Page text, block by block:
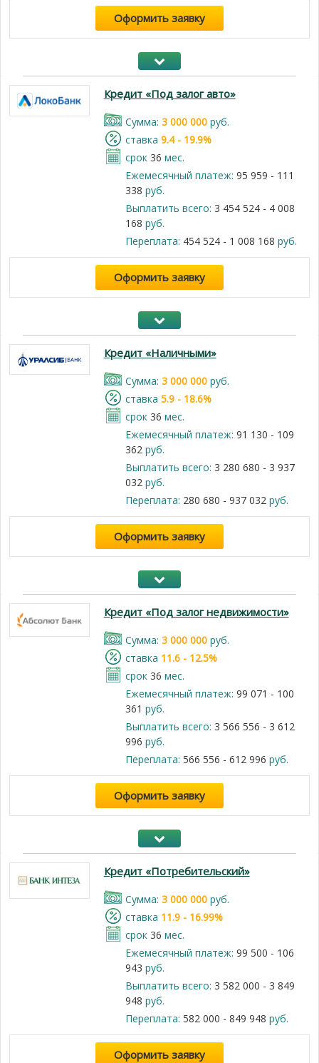
Оформить заявку
Кредит «Под залог авто»
Cумма: 3 000 000руб.
cтавка 9.4 - 19.9%
срок 36 мес.
Ежемесячный платеж: 95 959 - 111
338 руб.
Выплатить всего: 3 454 524 - 4 008
168 руб.
Переплата: 454 524 - 1 008 168 руб.
Оформить заявку
Кредит «Наличными»
Cумма: 3 000 000руб.
cтавка 5.9 - 18.6%
срок 36 мес.
Ежемесячный платеж: 91 130 - 109
362руб.
Выплатить всего: 3 280 680 - 3 937
032руб.
Переплата: 280 680 - 937 032руб.
Оформить заявку
Кредит «Под залог недвижимости»
Cумма: 3 000 000руб.
cтавка 11.6 - 12.5%
срок 36 мес.
Ежемесячный платеж: 99 071 - 100
361 руб.
Выплатить всего: 3 566 556 - 3 612
996 руб.
Переплата: 566 556 - 612 996 руб.
Оформить заявку
Кредит «Потребительский»
Cумма: 3 000 000руб.
cтавка 11.9 - 16.99%
срок 36 мес.
Ежемесячный платеж: 99 500 - 106
943 руб.
Выплатить всего: 3 582 000 - 3 849
948 руб.
Переплата: 582 000 - 849 948 руб.
Оформить заявку